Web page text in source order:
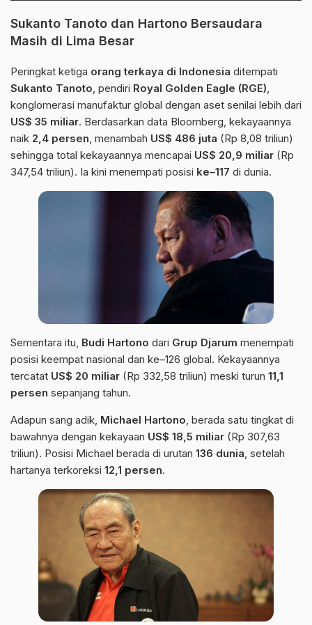
Sukanto Tanoto dan Hartono Bersaudara
Masih di Lima Besar
Peringkat ketiga orang terkaya di Indonesia ditempati
Sukanto Tanoto, pendiri Royal Golden Eagle (RGE),
konglomerasi manufaktur global dengan aset senilai lebih dari
US$ 35 miliar. Berdasarkan data Bloomberg, kekayaannya
naik 2,4 persen, menambah US$ 486 juta (Rp 8,08 triliun)
sehingga total kekayaannya mencapai US$ 20,9 miliar (Rp
347,54 triliun). Ia kini menempati posisi ke–117 di dunia.
Sementara itu, Budi Hartono dari Grup Djarum menempati
posisi keempat nasional dan ke–126 global. Kekayaannya
tercatat US$ 20 miliar (Rp 332,58 triliun) meski turun 11,1
persen sepanjang tahun.
Adapun sang adik, Michael Hartono , berada satu tingkat di
bawahnya dengan kekayaan US$ 18,5 miliar (Rp 307,63
triliun). Posisi Michael berada di urutan 136 dunia , setelah
hartanya terkoreksi 12,1 persen.